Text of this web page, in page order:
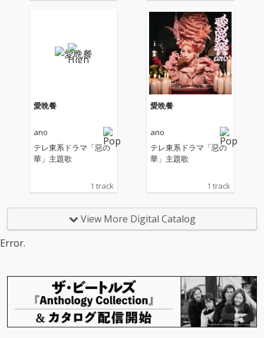
愛晩餐
ano
テレ東系ドラマ「惡の
華」主題歌
1 track
愛晩餐
ano
テレ東系ドラマ「惡の
華」主題歌
1 track
View More Digital Catalog
Error.